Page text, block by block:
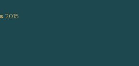
2015